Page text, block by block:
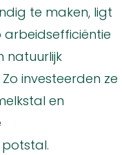
te maken, ligt
natuurlijk
investeerden ze
en